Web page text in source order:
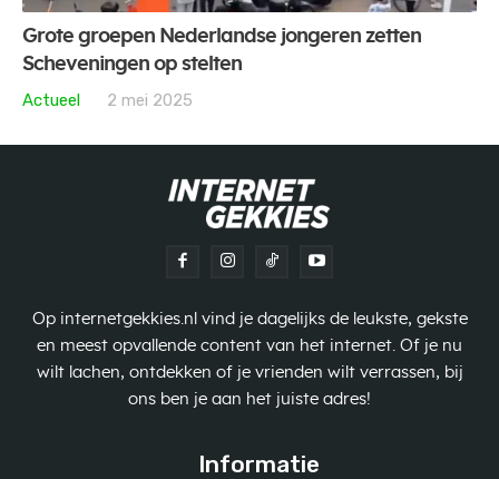
Grote groepen Nederlandse jongeren zetten
Scheveningen op stelten
Actueel
2 mei 2025
Op internetgekkies.nl vind je dagelijks de leukste, gekste
en meest opvallende content van het internet. Of je nu
wilt lachen, ontdekken of je vrienden wilt verrassen, bij
ons ben je aan het juiste adres!
Informatie